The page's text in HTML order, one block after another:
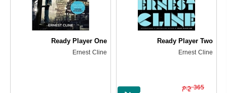
Ready Player Two
Ernest Cline
365 ج.م
Ready Player One
Ernest Cline